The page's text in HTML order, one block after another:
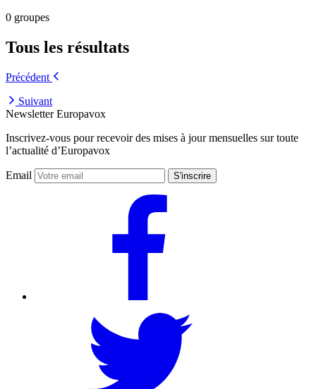
0 groupes
Tous les résultats
Précédent
Suivant
Newsletter Europavox
Inscrivez-vous pour recevoir des mises à jour mensuelles sur toute
l’actualité d’Europavox
Email S'inscrire